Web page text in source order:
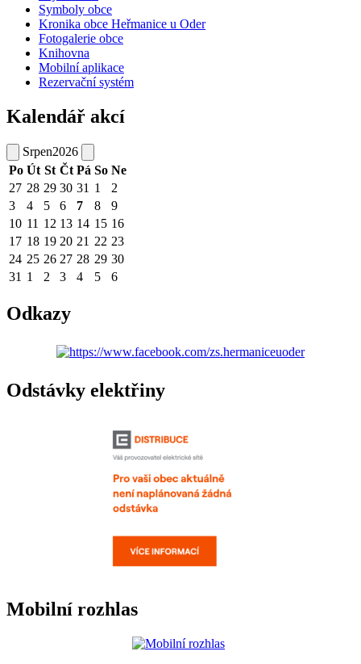
Symboly obce
Kronika obce Heřmanice u Oder
Fotogalerie obce
Knihovna
Mobilní aplikace
Rezervační systém
Kalendář akcí
Srpen2026
Po Út St Čt Pá So Ne
27 28 29 30 31 1
2
3
4 5 6 7 8
9
10 11 12 13 14 15 16
17 18 19 20 21 22 23
24 25 26 27 28 29 30
31 1 2 3 4 5 6
Odkazy
Odstávky elektřiny
Mobilní rozhlas